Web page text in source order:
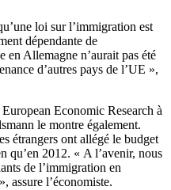
loi sur l’immigration est
dépendante de
Allemagne n’aurait pas été
d’autres pays de l’UE »,
Economic Research à
le montre également.
étrangers ont allégé le budget
qu’en 2012. « A l’avenir, nous
de l’immigration en
assure l’économiste.